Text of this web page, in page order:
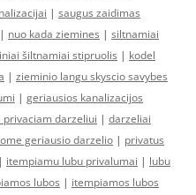
| saugus zaidimas
| nuo kada ziemines | siltnamiai
šiltnamiai stipruolis | kodel
| zieminio langu skyscio savybes
| geriausios kanalizacijos
privaciam darzeliui | darzeliai
geriausio darzelio | privatus
| itempiamu lubu privalumai | lubu
lubos | itempiamos lubos